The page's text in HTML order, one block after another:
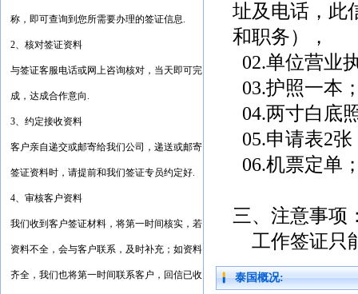
称，即可查询到您所需要办理的签证信息.
2、核对签证资料
与签证客服电话或网上咨询核对，当天即可完
成，达成合作意向.
3、约定接收资料
客户亲自递交或邮寄给我们公司，递送或邮寄
签证资料时，请提前和我们签证专员约定好.
4、审核客户资料
我们收到客户签证材料，将第一时间核实，若
资料不全，会与客户联系，及时补充；如资料
齐全，我们也将第一时间联系客户，回信已收
址及电话，此
和职务），
02.单位营业
03.护照一本
04.两寸白底
05.申请表2张
06.机票定单
三、注意事项
工作签证只
泰国概况: